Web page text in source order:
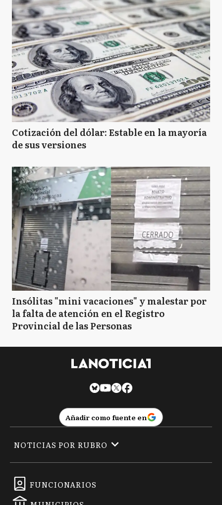
Cotización del dólar: Estable en la mayoría
de sus versiones
Insólitas "mini vacaciones" y malestar por
la falta de atención en el Registro
Provincial de las Personas
Añadir como fuente en
FUNCIONARIOS
NOTICIAS POR RUBRO